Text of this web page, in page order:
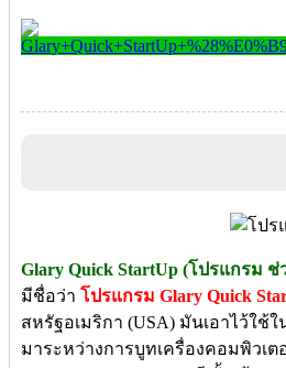
Glary Quick StartUp (โปรแกรม ช่
มีชื่อว่า โปรแกรม Glary Quick
สหรัฐอเมริกา (USA) มันเอาไว้ใ
มาระหว่างการบูทเครื่องคอมพิวเ